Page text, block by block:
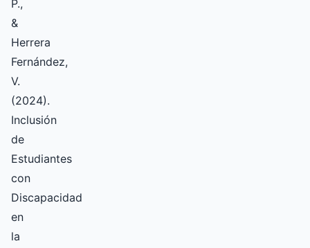
P.,
&
Herrera
Fernández,
V.
(2024).
Inclusión
de
Estudiantes
con
Discapacidad
en
la